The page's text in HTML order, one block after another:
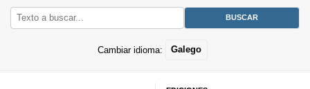
Cambiar idioma: Galego